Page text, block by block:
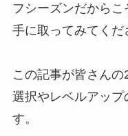
フシーズンだから
手に取ってみてくだ
この記事が皆さん
選択やレベルアッ
す。